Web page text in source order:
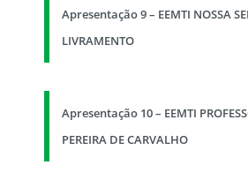
Apresentação 9 – EEMTI NOSSA
LIVRAMENTO
Apresentação 10 – EEMTI
PEREIRA DE CARVALHO